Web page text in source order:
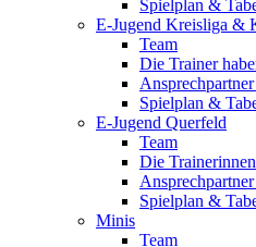
Spielplan &
E-Jugend Kreisliga &
Team
Die Trainer
Spielplan &
E-Jugend Querfeld
Team
Die
Spielplan &
Minis
Team